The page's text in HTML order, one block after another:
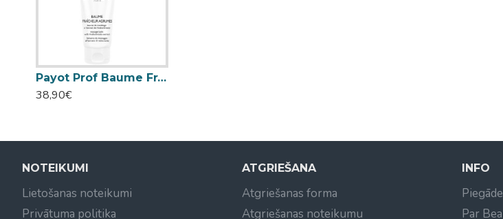
Payot Prof Baume Fraicheur Agrumes masāžas balzāms, cirtusaugļu un apelsīna dinamika 200ml
38,90€
NOTEIKUMI
Lietošanas noteikumi
Privātuma politika
ATGRIEŠANA
Atgriešanas forma
Atgriešanas noteikumu
INFO
Par